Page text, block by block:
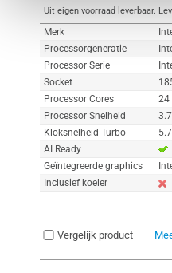
Uit eigen voorraad leverbaar.
Merk
Processorgeneratie
Processor Serie
Socket
Processor Cores
24
Processor Snelheid
Kloksnelheid Turbo
AI Ready
Geïntegreerde graphics
Inclusief koeler
Vergelijk product